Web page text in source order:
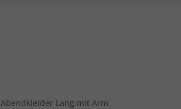
Abendkleider Lang mit Arm